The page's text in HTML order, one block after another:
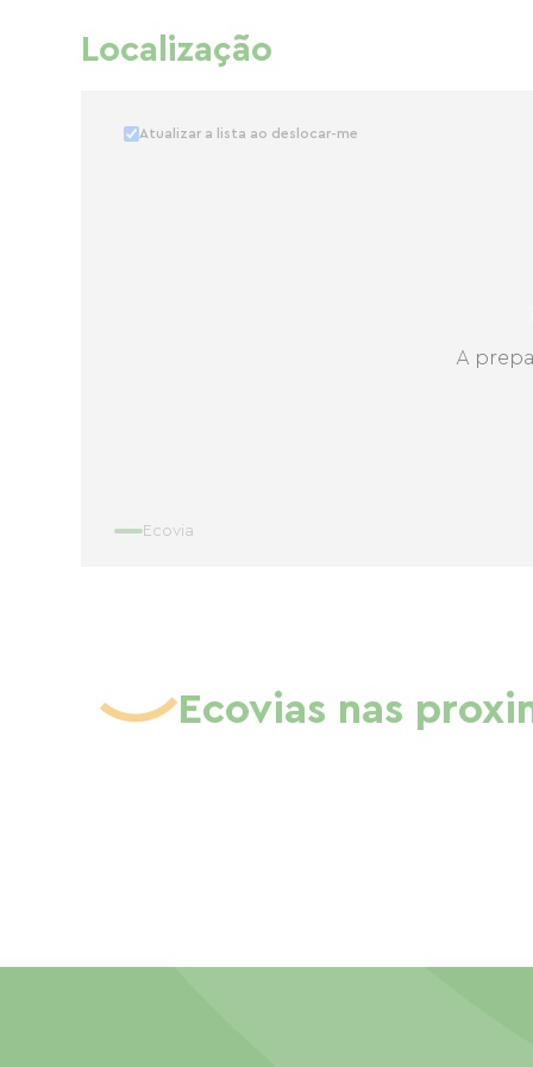
Localização
A
Atualizar a lista ao deslocar-me
Ecovia
Ecovias nas